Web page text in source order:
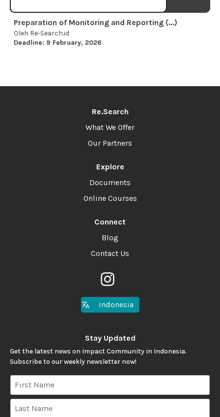
Preparation of Monitoring and Reporting (...)
Oleh Re-Search.id
Deadline: 9 February, 2026
Re.Search
What We Offer
Our Partners
Explore
Documents
Online Courses
Connect
Blog
Contact Us
Indonesia
Stay Updated
Get the latest news on Impact Community in Indonesia.
Subscribe to our weekly newsletter now!